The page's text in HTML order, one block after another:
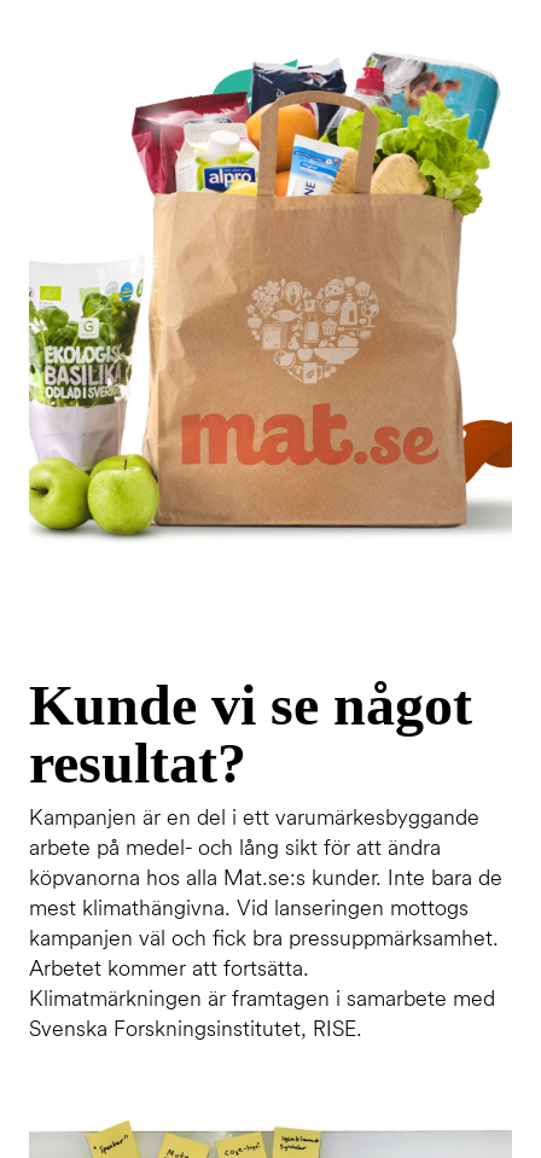
Kunde vi se något
resultat?
Kampanjen är en del i ett varumärkesbyggande
arbete på medel- och lång sikt för att ändra
köpvanorna hos alla Mat.se:s kunder. Inte bara de
mest klimathängivna. Vid lanseringen mottogs
kampanjen väl och fick bra pressuppmärksamhet.
Arbetet kommer att fortsätta.
Klimatmärkningen är framtagen i samarbete med
Svenska Forskningsinstitutet, RISE.